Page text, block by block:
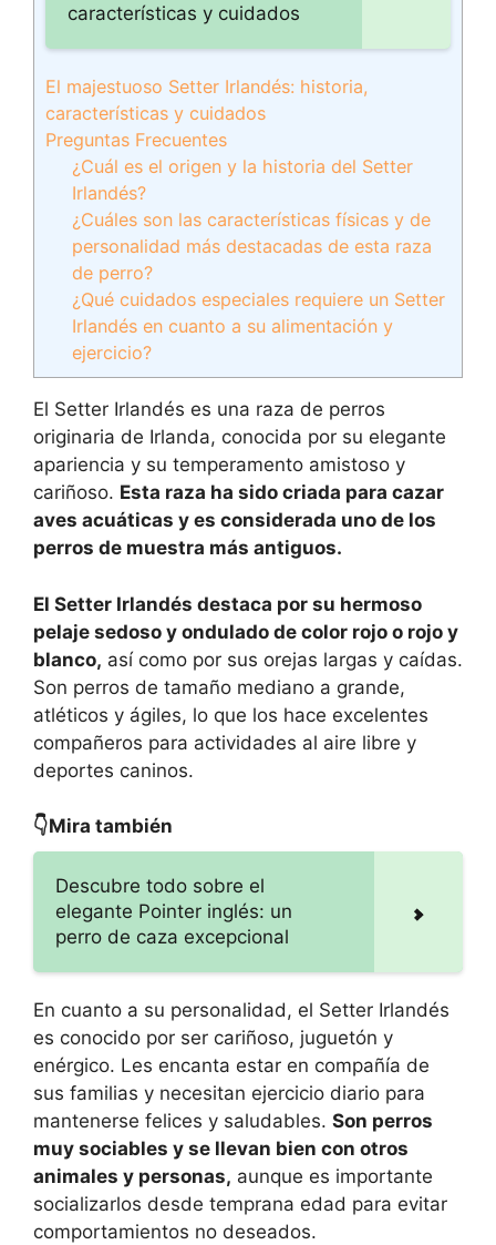
características y cuidados
El majestuoso Setter Irlandés: historia,
características y cuidados
Preguntas Frecuentes
¿Cuál es el origen y la historia del Setter
Irlandés?
¿Cuáles son las características físicas y de
personalidad más destacadas de esta raza
de perro?
¿Qué cuidados especiales requiere un Setter
Irlandés en cuanto a su alimentación y
ejercicio?
El Setter Irlandés es una raza de perros
originaria de Irlanda, conocida por su elegante
apariencia y su temperamento amistoso y
cariñoso. Esta raza ha sido criada para cazar
aves acuáticas y es considerada uno de los
perros de muestra más antiguos.
El Setter Irlandés destaca por su hermoso
pelaje sedoso y ondulado de color rojo o rojo y
blanco, así como por sus orejas largas y caídas.
Son perros de tamaño mediano a grande,
atléticos y ágiles, lo que los hace excelentes
compañeros para actividades al aire libre y
deportes caninos.
👇Mira también
Descubre todo sobre el
elegante Pointer inglés: un
perro de caza excepcional
En cuanto a su personalidad, el Setter Irlandés
es conocido por ser cariñoso, juguetón y
enérgico. Les encanta estar en compañía de
sus familias y necesitan ejercicio diario para
mantenerse felices y saludables. Son perros
muy sociables y se llevan bien con otros
animales y personas, aunque es importante
socializarlos desde temprana edad para evitar
comportamientos no deseados.